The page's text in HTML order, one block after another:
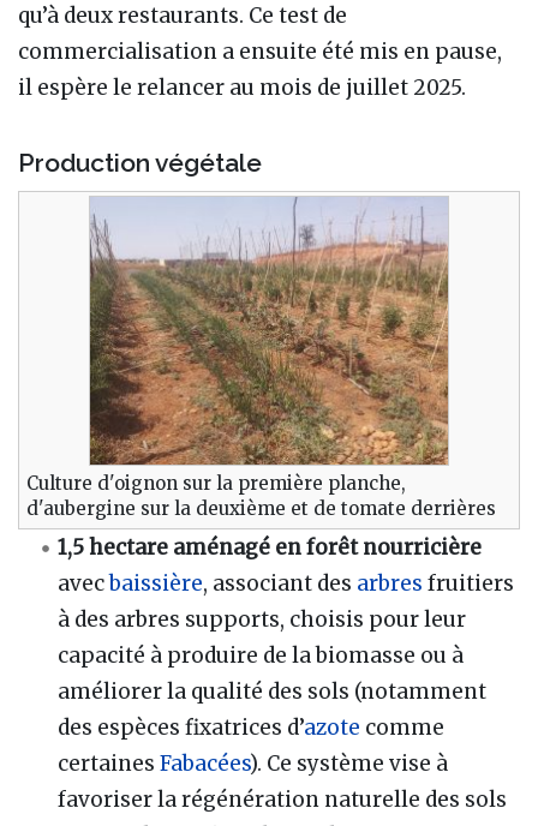
qu’à deux restaurants. Ce test de
commercialisation a ensuite été mis en pause,
il espère le relancer au mois de juillet 2025.
Production végétale
Culture d'oignon sur la première planche,
d'aubergine sur la deuxième et de tomate derrières
1,5 hectare aménagé en forêt nourricière
avecbaissière, associant des arbres fruitiers
à des arbres supports, choisis pour leur
capacité à produire de la biomasse ou à
améliorer la qualité des sols (notamment
des espèces fixatrices d’azote comme
certainesFabacées). Ce système vise à
favoriser la régénération naturelle des sols